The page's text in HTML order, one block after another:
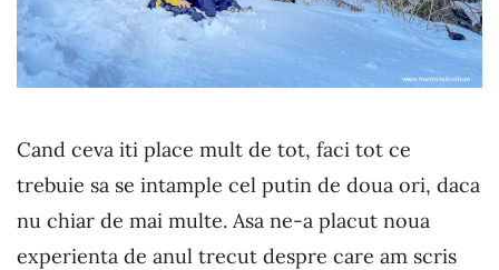
Cand ceva iti place mult de tot, faci tot ce
trebuie sa se intample cel putin de doua ori, daca
nu chiar de mai multe. Asa ne-a placut noua
experienta de anul trecut despre care am scris